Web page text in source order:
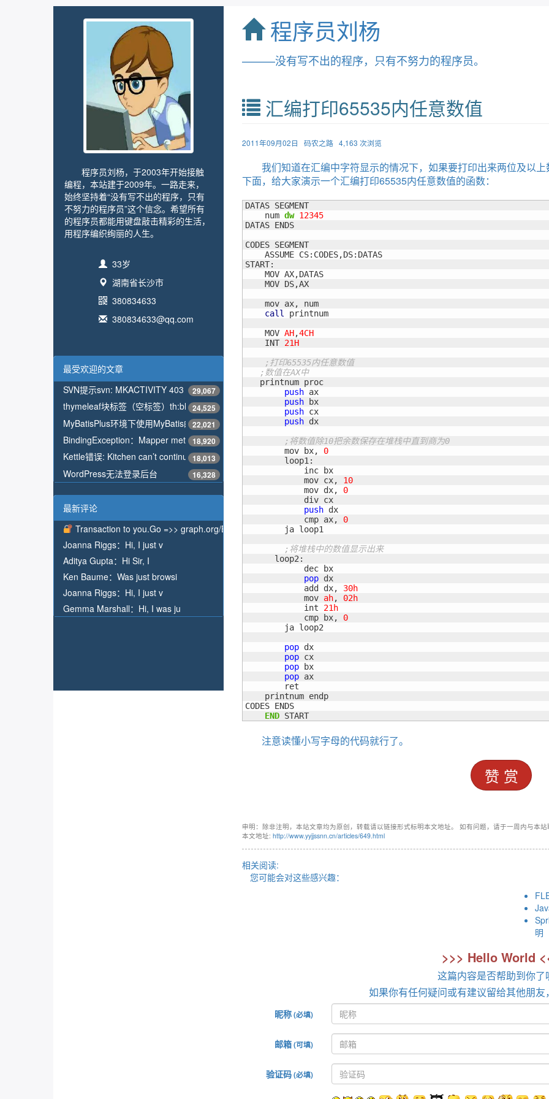
程序员刘杨，于2003年开始接触
编程，本站建于2009年。一路走来，
始终坚持着“没有写不出的程序，只有
不努力的程序员”这个信念。希望所有
的程序员都能用键盘敲击精彩的生活，
用程序编织绚丽的人生。
33岁
湖南省长沙市
380834633
380834633@qq.com
最受欢迎的文章
SVN提示svn: MKACTIVITY 403 Forbidden解决方法
29,067
thymeleaf块标签（空标签）th:block，标签本身不显示
24,525
MyBatisPlus环境下使用MyBatis的配置类ConfigurationCustomizer
22,021
BindingException：Mapper method attempted to return null from a method with a primitive return type (int)
18,920
Kettle错误: Kitchen can’t continue because the job couldn’t be loaded
18,013
WordPress无法登录后台 16,328
最新评论
Transaction to you.Go =>> graph.org/BALANCE-36824-US-DOLLARS-04-24-2?hs=c7d1224d1afdef994fc2d1eed019c3ce&
Joanna Riggs： Hi, I just v
Aditya Gupta： Hi Sir, I
Ken Baume： Was just browsi
Joanna Riggs： Hi, I just v
Gemma Marshall： Hi, I was ju
程序员刘杨
———没有写不出的程序，只有不努力的程序员。
汇编打印65535内任意数值
2011年09月02日 码农之路4,163 次浏览
我们知道在汇编中字符显示的情况下，如果要打印出来两位及以上
下面，给大家演示一个汇编打印65535内任意数值的函数：
DATAS SEGMENT
    num
dw 12345
DATAS ENDS
CODES SEGMENT
    ASSUME CS:CODES,DS:DATAS
START:
    MOV AX,DATAS
    MOV DS,AX
    mov ax, num
call
printnum
    MOV
AH,4CH
    INT
21H
;打印65535内任意数值
;数值在AX中
   printnum proc
push ax
push bx
push cx
push dx
;将数值除10把余数保存在堆栈中直到商为0
        mov bx,
0
        loop1:
            inc bx
            mov cx,
10
            mov dx,
0
            div cx
push dx
            cmp ax,
0
        ja loop1
;将堆栈中的数值显示出来
      loop2:
            dec bx
pop dx
            add dx,
30h
            mov
ah, 02h
            int
21h
            cmp bx,
0
        ja loop2
pop dx
pop cx
pop bx
pop ax
        ret
    printnum endp
CODES ENDS
END START
注意读懂小写字母的代码就行了。
赞 赏
申明：除非注明，本站文章均为原创，转载请以链接形式标明本文地址。 如有问题，请于一周内与本
本文地址: http://www.yyjjssnn.cn/articles/649.html
相关阅读:
您可能会对这些感兴趣：
明
>>> Hello World
这篇内容是否帮助到你了
如果你有任何疑问或有建议留给其他朋友
昵称(必填)
邮箱(可填)
验证码(必填)